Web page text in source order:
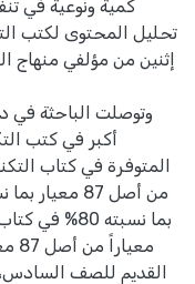
كمية ونوعية في
تحليل المحتوى لكتب
إثنين من مؤلفي منهاج
وتوصلت الباحثة في
أكبر في كتب